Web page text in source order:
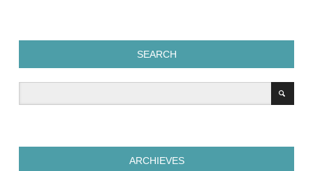
SEARCH
ARCHIEVES